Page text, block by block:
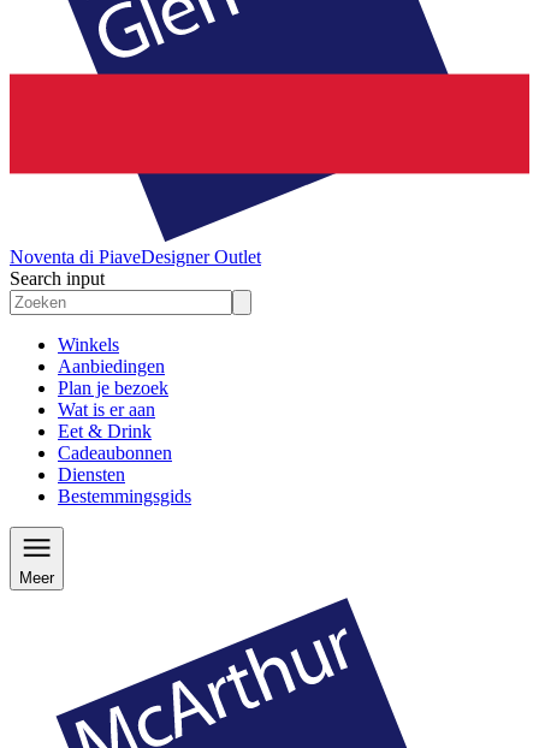
Noventa di PiaveDesigner Outlet
Search input
Winkels
Aanbiedingen
Plan je bezoek
Wat is er aan
Eet & Drink
Cadeaubonnen
Diensten
Bestemmingsgids
Meer